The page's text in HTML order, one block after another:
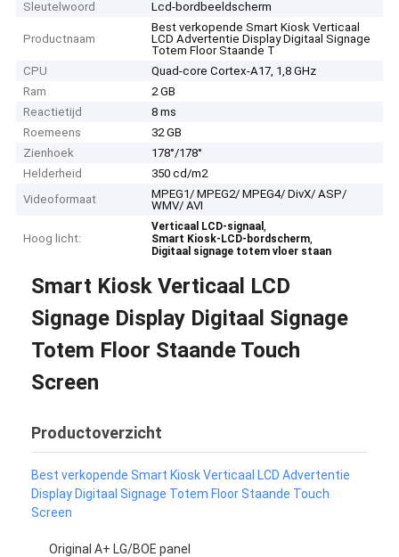
Sleutelwoord
Lcd-bordbeeldscherm
Productnaam
Best verkopende Smart Kiosk Verticaal
LCD Advertentie Display Digitaal Signage
Totem Floor Staande T
CPU
Quad-core Cortex-A17, 1,8 GHz
Ram
2 GB
Reactietijd
8 ms
Roemeens
32 GB
Zienhoek
178°/178°
Helderheid
350 cd/m2
Videoformaat
MPEG1/ MPEG2/ MPEG4/ DivX/ ASP/
WMV/ AVI
Hoog licht:
Verticaal LCD-signaal,
Smart Kiosk-LCD-bordscherm,
Digitaal signage totem vloer staan
Smart Kiosk Verticaal LCD
Signage Display Digitaal Signage
Totem Floor Staande Touch
Screen
Productoverzicht
Best verkopende Smart Kiosk Verticaal LCD Advertentie
Display Digitaal Signage Totem Floor Staande Touch
Screen
Original A+ LG/BOE panel